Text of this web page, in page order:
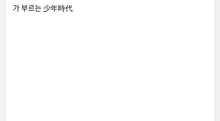
가 부르는 少年時代